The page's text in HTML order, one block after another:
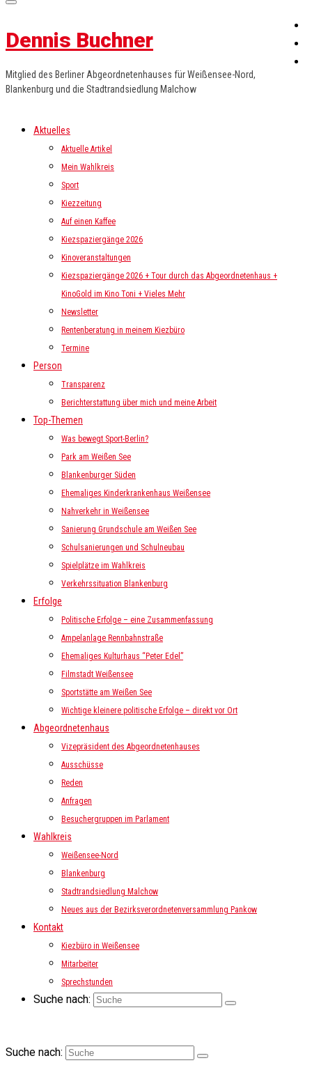
Dennis Buchner
Mitglied des Berliner Abgeordnetenhauses für Weißensee-Nord,
Blankenburg und die Stadtrandsiedlung Malchow
Aktuelles
Aktuelle Artikel
Mein Wahlkreis
Sport
Kiezzeitung
Auf einen Kaffee
Kiezspaziergänge 2026
Kinoveranstaltungen
Kiezspaziergänge 2026 + Tour durch das Abgeordnetenhaus +
KinoGold im Kino Toni + Vieles Mehr
Newsletter
Rentenberatung in meinem Kiezbüro
Termine
Person
Transparenz
Berichterstattung über mich und meine Arbeit
Top-Themen
Was bewegt Sport-Berlin?
Park am Weißen See
Blankenburger Süden
Ehemaliges Kinderkrankenhaus Weißensee
Nahverkehr in Weißensee
Sanierung Grundschule am Weißen See
Schulsanierungen und Schulneubau
Spielplätze im Wahlkreis
Verkehrssituation Blankenburg
Erfolge
Politische Erfolge – eine Zusammenfassung
Ampelanlage Rennbahnstraße
Ehemaliges Kulturhaus “Peter Edel”
Filmstadt Weißensee
Sportstätte am Weißen See
Wichtige kleinere politische Erfolge – direkt vor Ort
Abgeordnetenhaus
Vizepräsident des Abgeordnetenhauses
Ausschüsse
Reden
Anfragen
Besuchergruppen im Parlament
Wahlkreis
Weißensee-Nord
Blankenburg
Stadtrandsiedlung Malchow
Neues aus der Bezirksverordnetenversammlung Pankow
Kontakt
Kiezbüro in Weißensee
Mitarbeiter
Sprechstunden
Suche nach:
Suche nach: